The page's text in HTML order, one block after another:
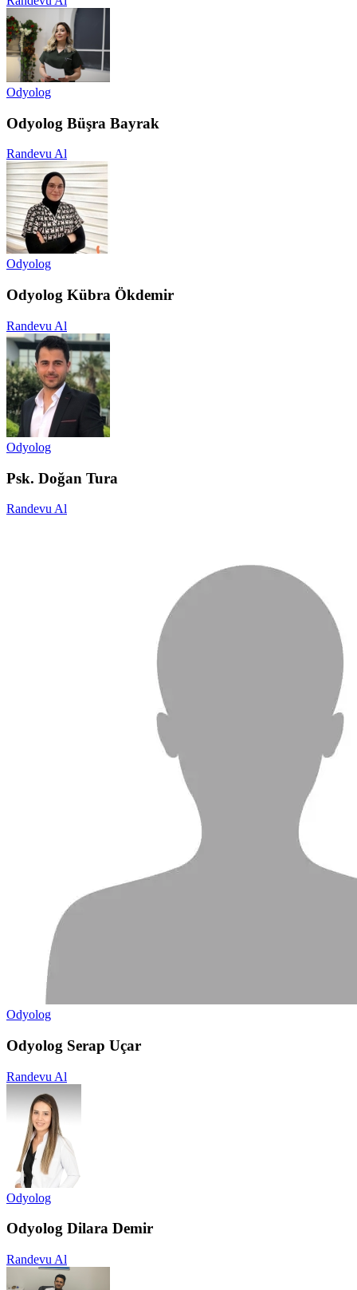
Odyolog
Odyolog Büşra Bayrak
Randevu Al
Odyolog
Odyolog Kübra Ökdemir
Randevu Al
Odyolog
Psk. Doğan Tura
Randevu Al
Odyolog
Odyolog Serap Uçar
Randevu Al
Odyolog
Odyolog Dilara Demir
Randevu Al